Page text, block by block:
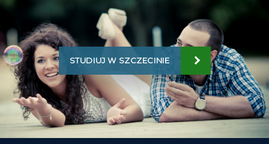
STUDIUJ W SZCZECINIE